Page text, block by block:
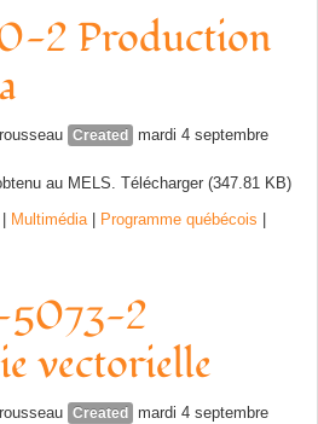
2 Production
Created
mardi 4 septembre
au MELS. Télécharger (347.81 KB)
Multimédia| Programme québécois
5073-2
vectorielle
Created
mardi 4 septembre